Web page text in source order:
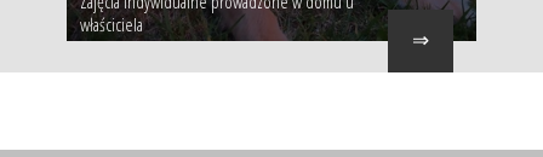
⇒
właściciela